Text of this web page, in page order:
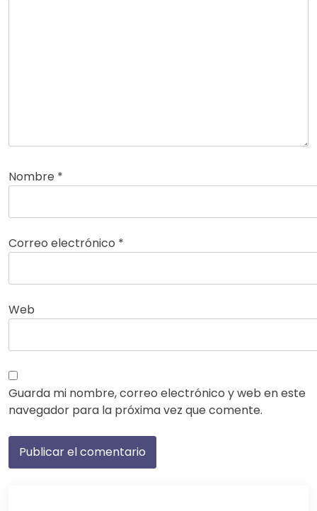
Nombre *
Correo electrónico *
Web
Guarda mi nombre, correo electrónico y web en este
navegador para la próxima vez que comente.